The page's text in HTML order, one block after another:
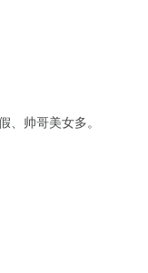
帅哥美女多。